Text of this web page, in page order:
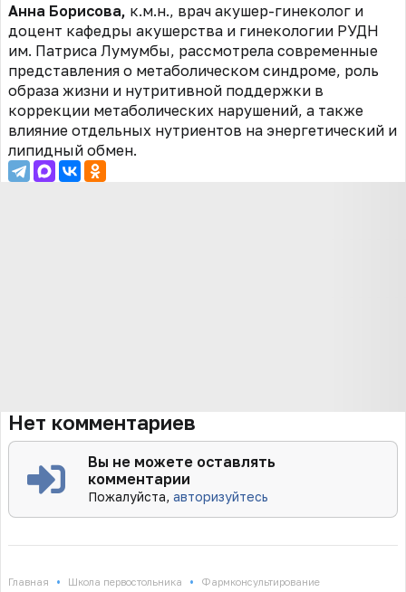
Анна Борисова, к.м.н., врач акушер-гинеколог и
доцент кафедры акушерства и гинекологии РУДН
им. Патриса Лумумбы, рассмотрела современные
представления о метаболическом синдроме, роль
образа жизни и нутритивной поддержки в
коррекции метаболических нарушений, а также
влияние отдельных нутриентов на энергетический и
липидный обмен.
Нет комментариев
Вы не можете оставлять
комментарии
Пожалуйста,авторизуйтесь
Главная • Школа первостольника • Фармконсультирование